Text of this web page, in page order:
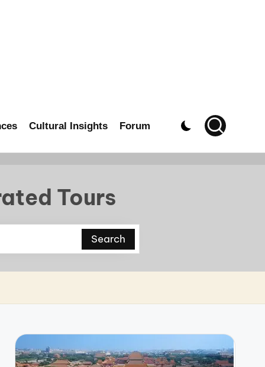
Cultural Insights Forum
Tours
Search